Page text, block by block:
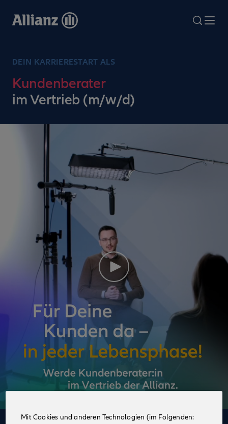
zum
search
DEIN KARRIERESTART ALS
Kundenberater
im Vertrieb (m/w/d)
Mit Cookies und anderen Technologien (im Folgenden: